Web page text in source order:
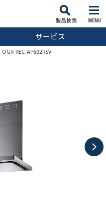
MENU
サービス
REC-AP602RSV